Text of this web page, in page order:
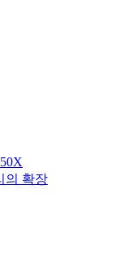
의 확장